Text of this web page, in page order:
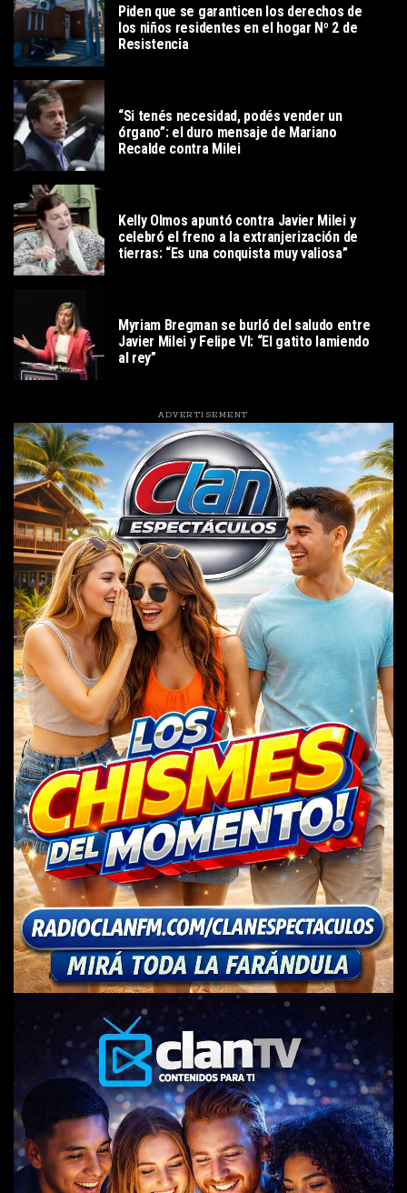
Piden que se garanticen los derechos de
los niños residentes en el hogar Nº 2 de
Resistencia
“Si tenés necesidad, podés vender un
órgano”: el duro mensaje de Mariano
Recalde contra Milei
Kelly Olmos apuntó contra Javier Milei y
celebró el freno a la extranjerización de
tierras: “Es una conquista muy valiosa”
Myriam Bregman se burló del saludo entre
Javier Milei y Felipe VI: “El gatito lamiendo
al rey”
ADVERTISEMENT